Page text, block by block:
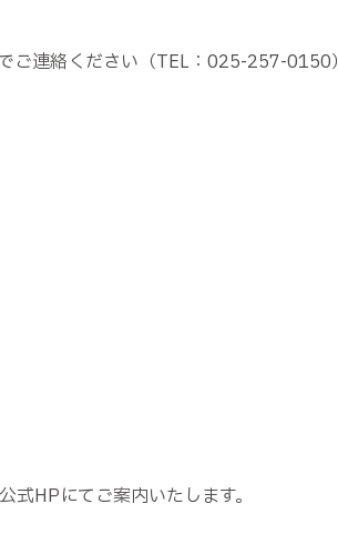
ご連絡ください（TEL：025-257-0150）
HPにてご案内いたします。